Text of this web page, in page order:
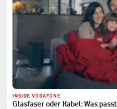
INSIDE VODAFONE
Glasfaser oder Kabel: Was